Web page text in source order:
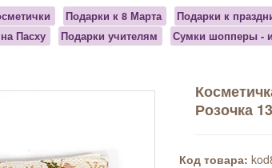
Подарки к 8 Марта
Подарки к
Пасху Подарки учителям
Сумки шопперы -
Розочка
Код товара: